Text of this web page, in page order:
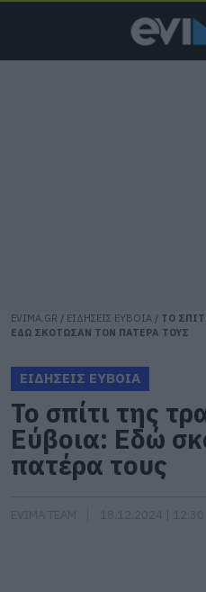
EVIMA.GR / ΕΙΔΗΣΕΙΣ ΕΥΒΟΙΑ / ΤΟ
ΕΔΩ ΣΚΟΤΩΣΑΝ ΤΟΝ ΠΑΤΕΡΑ ΤΟΥΣ
ΕΙΔΗΣΕΙΣ ΕΥΒΟΙΑ
Το σπίτι της
Εύβοια: Εδώ
πατέρα τους